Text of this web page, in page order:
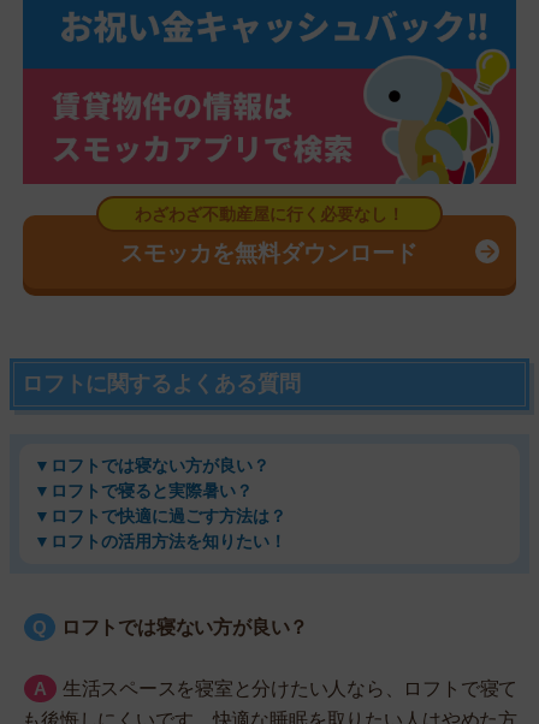
スモッカを無料ダウンロード
ロフトに関するよくある質問
▼ロフトでは寝ない方が良い？
▼ロフトで寝ると実際暑い？
▼ロフトで快適に過ごす方法は？
▼ロフトの活用方法を知りたい！
ロフトでは寝ない方が良い？
生活スペースを寝室と分けたい人なら、ロフトで寝て
も後悔しにくいです。快適な睡眠を取りたい人はやめた方